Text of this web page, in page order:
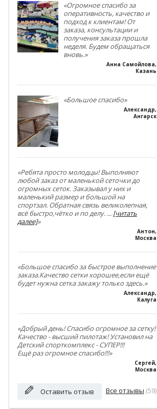
«Огромное спасибо за
оперативность, качество и
подход к клиентам! От
заказа, консультации и
получения заказа прошла
неделя. Будем обращаться
вновь.»
Анна Самойлова,
Казань
«Большое спасибо»
Александр,
Ангарск
«Ребята просто молодцы! Выполняют
любой заказ от маленькой сеточки до
огромных сеток. Заказывал у них и
маленький размер и большой на
спортзал. Обратная связь великолепная,
всё быстро,чётко и по делу. ... [читать
далее]»
Антон,
Москва
«Большое спасибо за быстрое выполнение
заказа.Качество сетки хорошее,если ещё
будет нужна сетка закажу только здесь.»
Александр,
Калуга
«Добрый день! Спасибо огромное за сетку!
Качество - высший пилотаж! Установил на
Детский спорткомплекс - СУПЕР!!!
Ещё раз огромное спасибо!!!»
Сергей,
Москва
Оставить отзыв Все отзывы (59)